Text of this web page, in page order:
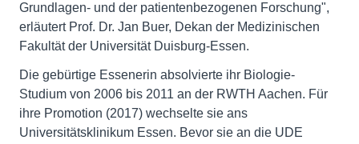
Grundlagen- und der patientenbezogenen Forschung",
erläutert Prof. Dr. Jan Buer, Dekan der Medizinischen
Fakultät der Universität Duisburg-Essen.
Die gebürtige Essenerin absolvierte ihr Biologie-
Studium von 2006 bis 2011 an der RWTH Aachen. Für
ihre Promotion (2017) wechselte sie ans
Universitätsklinikum Essen. Bevor sie an die UDE